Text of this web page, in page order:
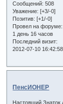
Сообщений: 508
Уважение: [+3/-0]
Позитив: [+1/-0]
Провел на форуме:
1 день 16 часов
Последний визит:
2012-07-10 16:42:58
ПенсИОНЕР
Настоящий Знаток